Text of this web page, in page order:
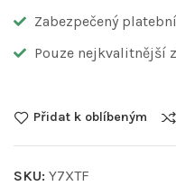
Zabezpečený
Pouze nejkvalitnější
Přidat k oblíbeným
SKU: Y7XTF